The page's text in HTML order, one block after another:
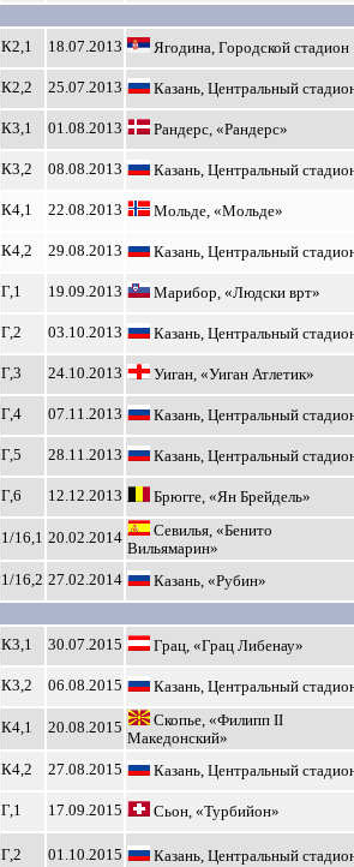
К2,1 18.07.2013 Ягодина, Городской стадион
К2,2 25.07.2013 Казань, Центральный
К3,1 01.08.2013
Рандерс, «Рандерс»
К3,2 08.08.2013
Казань, Центральный
К4,1 22.08.2013
Мольде, «Мольде»
К4,2 29.08.2013
Казань, Центральный
Г,1 19.09.2013
Марибор, «Людски врт»
Г,2 03.10.2013 Казань, Центральный
Г,3 24.10.2013 Уиган, «Уиган Атлетик»
Г,4 07.11.2013 Казань, Центральный
Г,5 28.11.2013 Казань, Центральный
Г,6 12.12.2013 Брюгге, «Ян Брейдель»
1/16,1 20.02.2014
Севилья, «Бенито
Вильямарин»
1/16,2 27.02.2014 Казань, «Рубин»
К3,1 30.07.2015
Грац, «Грац Либенау»
К3,2 06.08.2015 Казань, Центральный
К4,1 20.08.2015
Скопье, «Филипп II
Македонский»
К4,2 27.08.2015
Казань, Центральный
Г,1 17.09.2015 Сьон, «Турбийон»
Г,2 01.10.2015 Казань, Центральный